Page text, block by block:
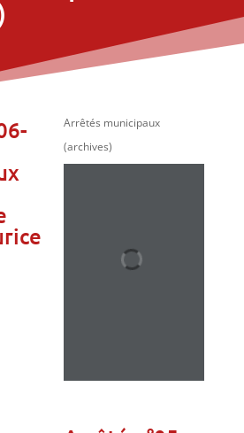
Arrêtés municipaux
(archives)